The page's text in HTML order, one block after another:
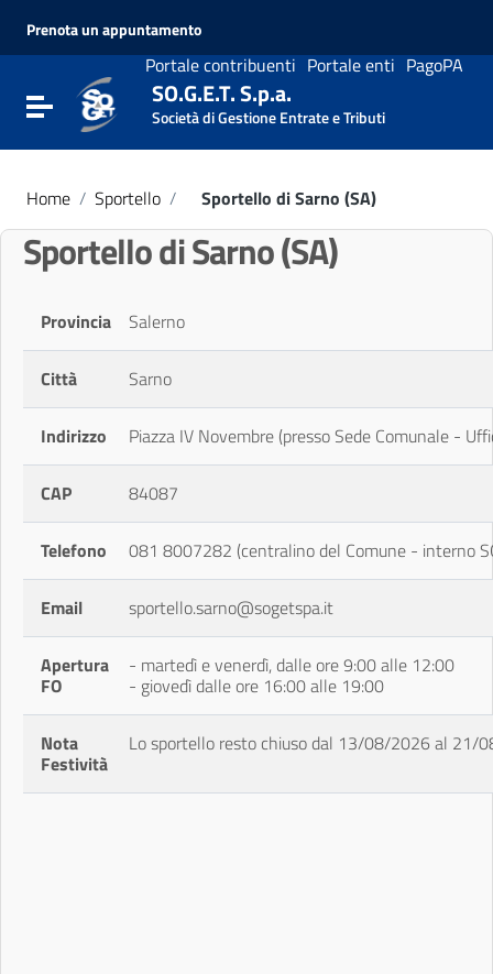
Vai al menu di navigazione
Prenota un appuntamento
Portale contribuenti Portale enti PagoPA
Attiva / disattiva la navigazione
SO.G.E.T. S.p.a.
Società di Gestione Entrate e Tributi
Home / Sportello / Sportello di Sarno (SA)
Sportello di Sarno (SA)
Provincia Salerno
Città Sarno
Indirizzo Piazza IV Novembre (presso Sede Comunale -
CAP 84087
Telefono 081 8007282 (centralino del Comune - interno
Email sportello.sarno@sogetspa.it
Apertura
FO
- martedì e venerdì, dalle ore 9:00 alle 12:00
- giovedì dalle ore 16:00 alle 19:00
Nota
Festività
Lo sportello resto chiuso dal 13/08/2026 al 21/